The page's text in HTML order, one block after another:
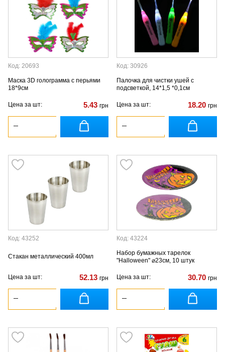
Код: 20693
Маска 3D голограмма с перьями
18*9см
Цена за шт: 5.43 грн
Код: 30926
Палочка для чистки ушей с
подсветкой, 14*1,5 *0,1см
Цена за шт: 18.20 грн
Код: 43252
Стакан металлический 400мл
Цена за шт: 52.13 грн
Код: 43224
Набор бумажных тарелок
"Halloween" ⌀23см, 10 штук
Цена за шт: 30.70 грн